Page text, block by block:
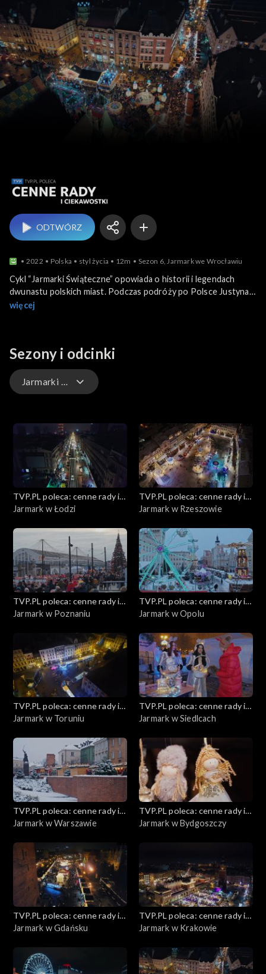
TVP.PL
ODTWÓRZ
2022 Polska styl życia 12m Sezon 6, Jarmark we Wrocławiu
Cykl “Jarmarki Świąteczne” opowiada o historii i legendach
dwunastu polskich miast. Podczas podróży po Polsce Justyna
Sieniawska przeprowadza rozmowy z uczestnikami jarmarków o
więcej
Sezony i odcinki
Jarmarki świąteczne
Gwiazdy pod lupą
Jak dbać o zdrowie psychiczne
Porady eksperta
Staropolskie zabawy i tradycje
Kobiece sprawy
Jarmarki świąteczne
Zrób to sam
Zimnolubni – Zima w mieście z dziećmi
Morsowanie
Moda na zimę
Edukacja finansowa
Edukacja medialna
Budowanie świadomości konsumenckiej
Kuchnia Dantego
Sylwestrowe kreacje
Zapytaj prawnika
TVP.PL poleca: cenne rady i
ciekawostki
Jarmark w Łodzi
TVP.PL poleca: cenne rady i
ciekawostki
Jarmark w Rzeszowie
TVP.PL poleca: cenne rady i
ciekawostki
Jarmark w Poznaniu
TVP.PL poleca: cenne rady i
ciekawostki
Jarmark w Opolu
TVP.PL poleca: cenne rady i
ciekawostki
Jarmark w Toruniu
TVP.PL poleca: cenne rady i
ciekawostki
Jarmark w Siedlcach
TVP.PL poleca: cenne rady i
ciekawostki
Jarmark w Warszawie
TVP.PL poleca: cenne rady i
ciekawostki
Jarmark w Bydgoszczy
TVP.PL poleca: cenne rady i
ciekawostki
Jarmark w Gdańsku
TVP.PL poleca: cenne rady i
ciekawostki
Jarmark w Krakowie